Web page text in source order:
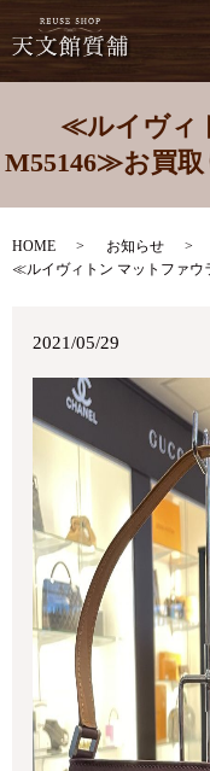
≪ルイヴィ
M55146≫お買
HOME
お知らせ
≪ルイヴィトン マットファ
2021/05/29